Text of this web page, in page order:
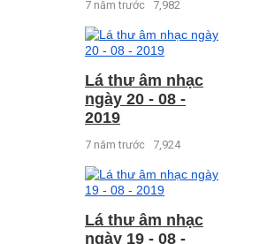
7 năm trước 7,982
Lá thư âm nhạc
ngày 20 - 08 -
2019
7 năm trước 7,924
Lá thư âm nhạc
ngày 19 - 08 -